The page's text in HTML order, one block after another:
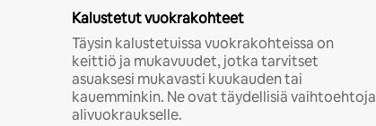
Kalustetut vuokrakohteet
Täysin kalustetuissa vuokrakohteissa on
keittiö ja mukavuudet, jotka tarvitset
asuaksesi mukavasti kuukauden tai
kauemminkin. Ne ovat täydellisiä vaihtoehtoja
alivuokraukselle.